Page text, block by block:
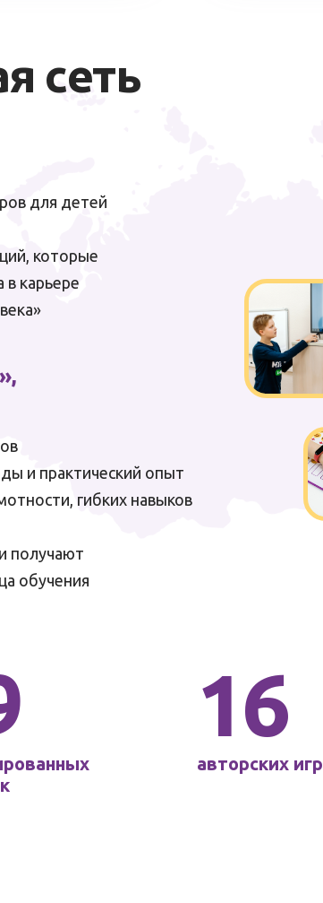
сеть
для детей
которые
карьере
и практический опыт
гибких навыков
получают
обучения
16
авторских игр